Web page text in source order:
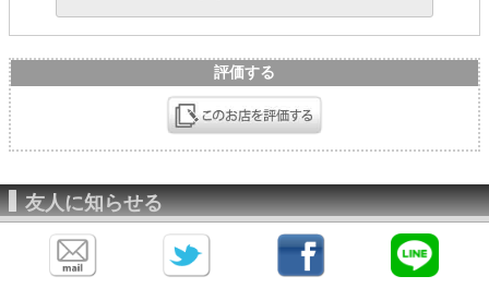
評価する
友人に知らせる